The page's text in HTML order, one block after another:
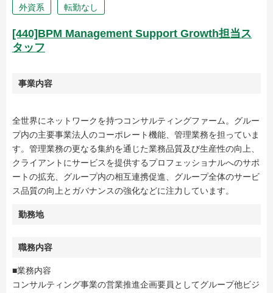
外資系 転勤なし
[440]BPM Management Support Growth担当ス
タッフ
事業内容
全世界にネットワークを持つコンサルティングファーム。グルー
プ内の主要事業法人のコーポレート機能、管理業務を担っていま
す。管理業務の更なる集約を通じた業務品質及び生産性の向上、
クライアントにサービスを提供するプロフェッショナルへのサポ
ートの拡充、グループ内の相互連携促進、グループ全体のサービ
ス品質の向上とガバナンスの強化などに注力しています。
勤務地
職務内容
■業務内容
コンサルティング事業の営業推進企画要員としてグループ他ビジ